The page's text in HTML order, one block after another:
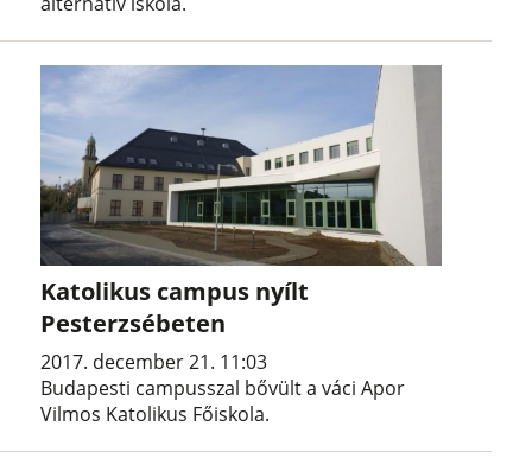
Katolikus campus nyílt
Pesterzsébeten
2017. december 21. 11:03
Budapesti campusszal bővült a váci Apor
Vilmos Katolikus Főiskola.